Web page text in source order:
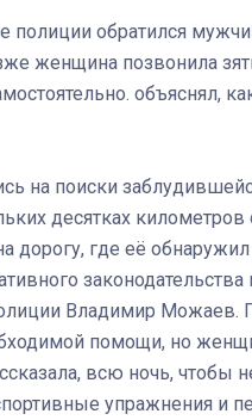
полиции обратился
женщина позвонила
объяснял,
на поиски
десятках километров
дорогу, где её
Владимир Можаев.
помощи, но
всю ночь,
упражнения и